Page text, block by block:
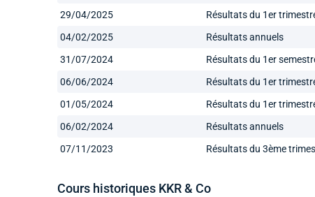
29/04/2025
Résultats du 1er
04/02/2025
Résultats annuels
31/07/2024
Résultats du 1er
06/06/2024
Résultats du 1er
01/05/2024
Résultats du 1er
06/02/2024
Résultats annuels
07/11/2023
Résultats du 3ème
Cours historiques KKR & Co